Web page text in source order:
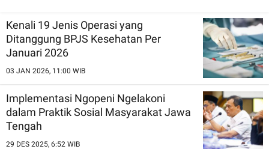
Kenali 19 Jenis Operasi yang
Ditanggung BPJS Kesehatan Per
Januari 2026
03 JAN 2026, 11:00 WIB
Implementasi Ngopeni Ngelakoni
dalam Praktik Sosial Masyarakat Jawa
Tengah
29 DES 2025, 6:52 WIB